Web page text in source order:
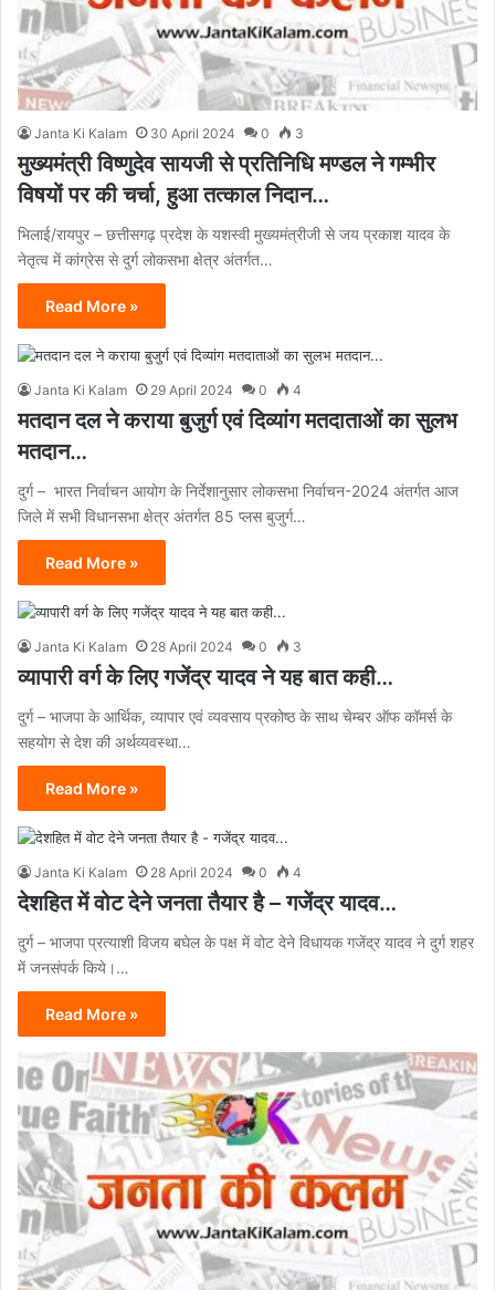
Janta Ki Kalam 30 April 2024 0 3
मुख्यमंत्री विष्णुदेव सायजी से प्रतिनिधि मण्डल ने गम्भीर
विषयों पर की चर्चा, हुआ तत्काल निदान…
भिलाई/रायपुर – छत्तीसगढ़ प्रदेश के यशस्वी मुख्यमंत्रीजी से जय प्रकाश यादव के
नेतृत्व में कांग्रेस से दुर्ग लोकसभा क्षेत्र अंतर्गत…
Read More »
Janta Ki Kalam 29 April 2024 0 4
मतदान दल ने कराया बुजुर्ग एवं दिव्यांग मतदाताओं का सुलभ
मतदान…
दुर्ग – भारत निर्वाचन आयोग के निर्देशानुसार लोकसभा निर्वाचन-2024 अंतर्गत आज
जिले में सभी विधानसभा क्षेत्र अंतर्गत 85 प्लस बुजुर्ग…
Read More »
Janta Ki Kalam 28 April 2024 0 3
व्यापारी वर्ग के लिए गजेंद्र यादव ने यह बात कही…
दुर्ग – भाजपा के आर्थिक, व्यापार एवं व्यवसाय प्रकोष्ठ के साथ चेम्बर ऑफ कॉमर्स के
सहयोग से देश की अर्थव्यवस्था…
Read More »
Janta Ki Kalam 28 April 2024 0 4
देशहित में वोट देने जनता तैयार है – गजेंद्र यादव…
दुर्ग – भाजपा प्रत्याशी विजय बघेल के पक्ष में वोट देने विधायक गजेंद्र यादव ने दुर्ग शहर
में जनसंपर्क किये।…
Read More »